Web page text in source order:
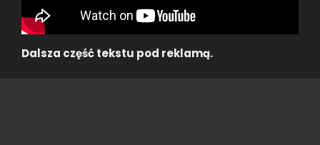
Dalsza część tekstu pod reklamą.